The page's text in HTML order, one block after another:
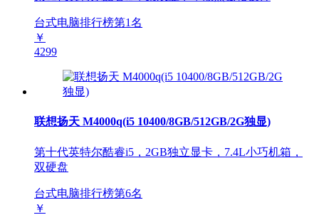
台式电脑排行榜第1名
￥
4299
联想扬天 M4000q(i5 10400/8GB/512GB/2G独显)
第十代英特尔酷睿i5，2GB独立显卡，7.4L小巧机箱，
双硬盘
台式电脑排行榜第6名
￥